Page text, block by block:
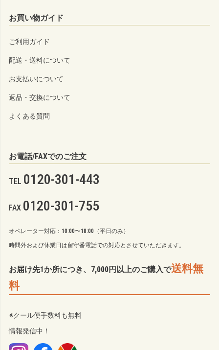
お買い物ガイド
ご利用ガイド
配送・送料について
お支払いについて
返品・交換について
よくある質問
お電話/FAXでのご注文
TEL 0120-301-443
FAX 0120-301-755
オペレーター対応：10:00〜18:00（平日のみ）
時間外および休業日は留守番電話での対応とさせていただきます。
お届け先1か所につき、7,000円以上のご購入で送料無
料
※クール便手数料も無料
情報発信中！